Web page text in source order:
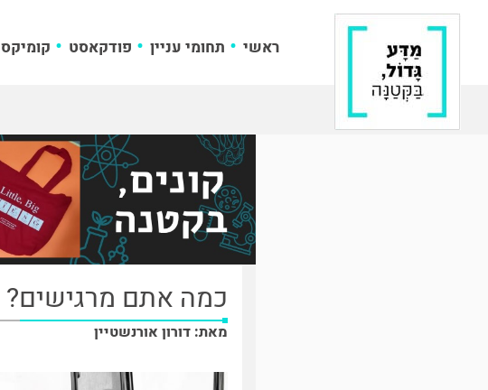
ראשי תחומי עניין פודקאסט קומיקס
כמה אתם מרגישים?
מאת: דורון אורנשטיין